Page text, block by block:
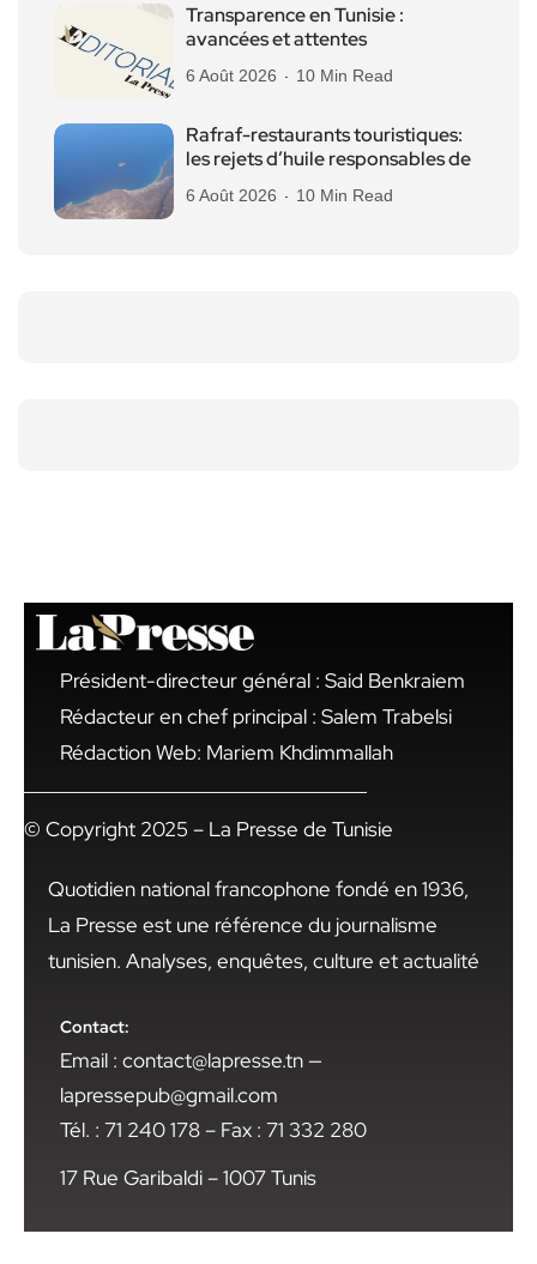
Transparence en Tunisie :
avancées et attentes
6 Août 2026 10 Min Read
Rafraf-restaurants touristiques:
les rejets d’huile responsables de
6 Août 2026 10 Min Read
Président-directeur général : Said Benkraiem
Rédacteur en chef principal : Salem Trabelsi
Rédaction Web: Mariem Khdimmallah
© Copyright 2025 – La Presse de Tunisie
Quotidien national francophone fondé en 1936,
La Presse est une référence du journalisme
tunisien. Analyses, enquêtes, culture et actualité
Contact:
Email : contact@lapresse.tn —
lapressepub@gmail.com
Tél. : 71 240 178 – Fax : 71 332 280
17 Rue Garibaldi – 1007 Tunis